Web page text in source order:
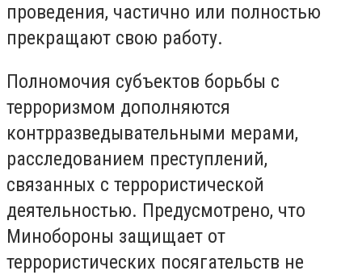
проведения, частично или полностью
прекращают свою работу.
Полномочия субъектов борьбы с
терроризмом дополняются
контрразведывательными мерами,
расследованием преступлений,
связанных с террористической
деятельностью. Предусмотрено, что
Минобороны защищает от
террористических посягательств не